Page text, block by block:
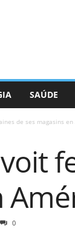
SAÚDE
de ses magasins
0